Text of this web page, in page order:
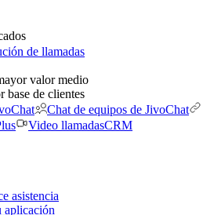
de llamadas
valor medio
base de clientes
Chat de equipos de JivoChat
Video llamadasCRM
asistencia
aplicación